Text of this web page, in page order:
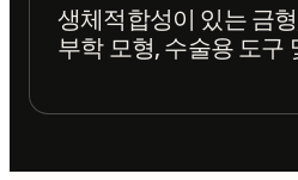
생체적합성이 있는 금
부학 모형, 수술용 도구